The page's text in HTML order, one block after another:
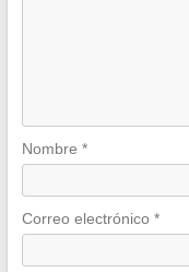
Nombre *
Correo electrónico *